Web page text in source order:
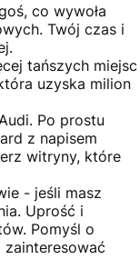
co wywoła
Twój czas i
tańszych miejsc
uzyska milion
Po prostu
z napisem
witryny, które
- jeśli masz
Uprość i
Pomyśl o